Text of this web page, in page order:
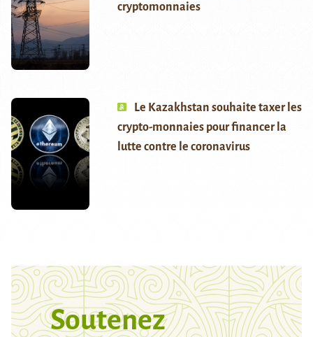
cryptomonnaies
Le Kazakhstan souhaite taxer les
crypto-monnaies pour financer la
lutte contre le coronavirus
Soutenez